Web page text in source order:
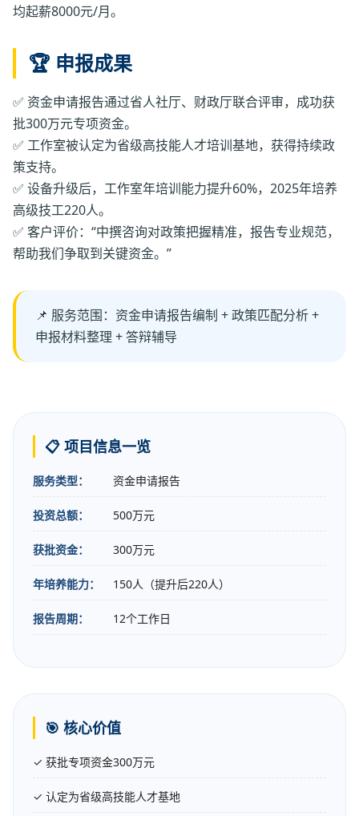
10项，产生直接经济效益500万元；学员就业率100%，平
✅ 资金申请报告通过省人社厅、财政厅联合评审，成功获
批300万元专项资金。
✅ 工作室被认定为省级高技能人才培训基地，获得持续政
策支持。
✅ 设备升级后，工作室年培训能力提升60%，2025年培养
高级技工220人。
✅ 客户评价：“中撰咨询对政策把握精准，报告专业规范，
📌 服务范围：资金申请报告编制 + 政策匹配分析 +
服务类型： 资金申请报告
投资总额： 500万元
获批资金： 300万元
年培养能力： 150人（提升后220人）
报告周期： 12个工作日
✓ 获批专项资金300万元